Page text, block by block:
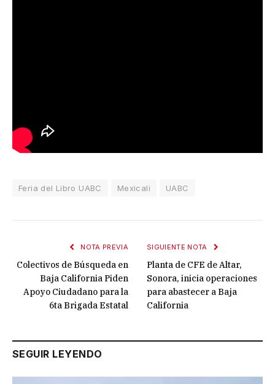
Feria del Libro UABC Mexicali UABC
NOTA PREVIA
Colectivos de Búsqueda en
Baja California Piden
Apoyo Ciudadano para la
6ta Brigada Estatal
SIGUIENTE NOTA
Planta de CFE de Altar,
Sonora, inicia operaciones
para abastecer a Baja
California
SEGUIR LEYENDO